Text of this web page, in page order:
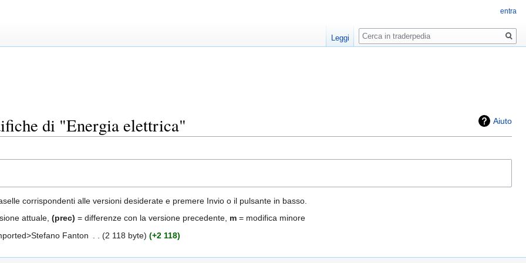
Aiuto
di "Energia elettrica"
corrispondenti alle versioni desiderate e premere Invio o il pulsante in basso.
attuale, (prec) = differenze con la versione precedente, m = modifica minore
Fanton
2 118 byte +2 118
entra
Leggi
Ricerca